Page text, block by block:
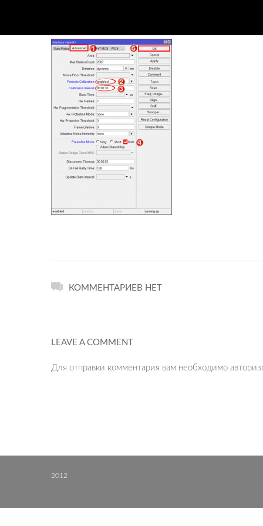
КОММЕНТАРИЕВ НЕТ
LEAVE A COMMENT
Для отправки комментария вам необходимо
2012